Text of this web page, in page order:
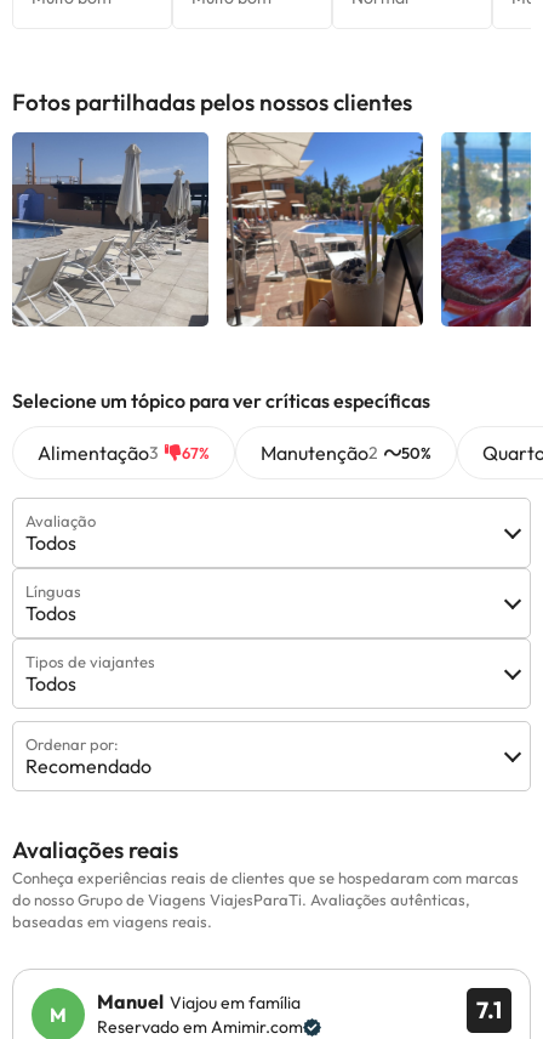
Fotos partilhadas pelos nossos clientes
Selecione um tópico para ver críticas específicas
Alimentação3 67% Manutenção2 50%
Avaliação
Todos
Línguas
Todos
Tipos de viajantes
Todos
Ordenar por:
Recomendado
Avaliações reais
Conheça experiências reais de clientes que se hospedaram com marcas
do nosso Grupo de Viagens ViajesParaTi. Avaliações autênticas,
baseadas em viagens reais.
7.1
Manuel Viajou em família
Reservado em Amimir.com